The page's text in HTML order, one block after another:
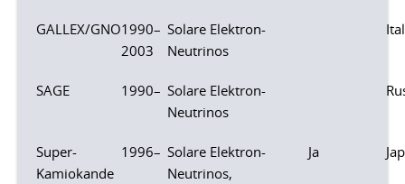
GALLEX/GNO1990–
2003
Solare Elektron-
Neutrinos
SAGE 1990– Solare Elektron-
Neutrinos
Super-
Kamiokande
1996– Solare Elektron-
Neutrinos,
Ja